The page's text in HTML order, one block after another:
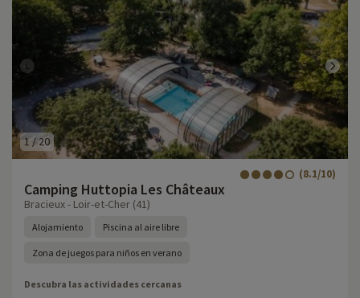
1/ 20
Camping Huttopia Les Châteaux
(8.1/10)
Bracieux - Loir-et-Cher (41)
Alojamiento Piscina al aire libre
Zona de juegos para niños en verano
Descubra las actividades cercanas